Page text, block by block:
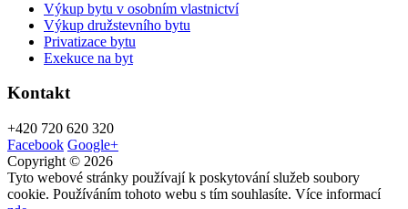
Výkup bytu v osobním vlastnictví
Výkup družstevního bytu
Privatizace bytu
Exekuce na byt
Kontakt
+420 720 620 320
Facebook Google+
Copyright © 2026
Tyto webové stránky používají k poskytování služeb soubory
cookie. Používáním tohoto webu s tím souhlasíte. Více informací